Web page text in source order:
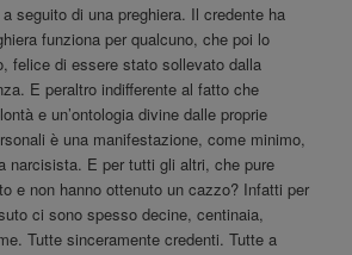
seguito di una preghiera. Il credente ha
funziona per qualcuno, che poi lo
felice di essere stato sollevato dalla
E peraltro indifferente al fatto che
e un’ontologia divine dalle proprie
è una manifestazione, come minimo,
narcisista. E per tutti gli altri, che pure
e non hanno ottenuto un cazzo? Infatti per
ci sono spesso decine, centinaia,
Tutte sinceramente credenti. Tutte a